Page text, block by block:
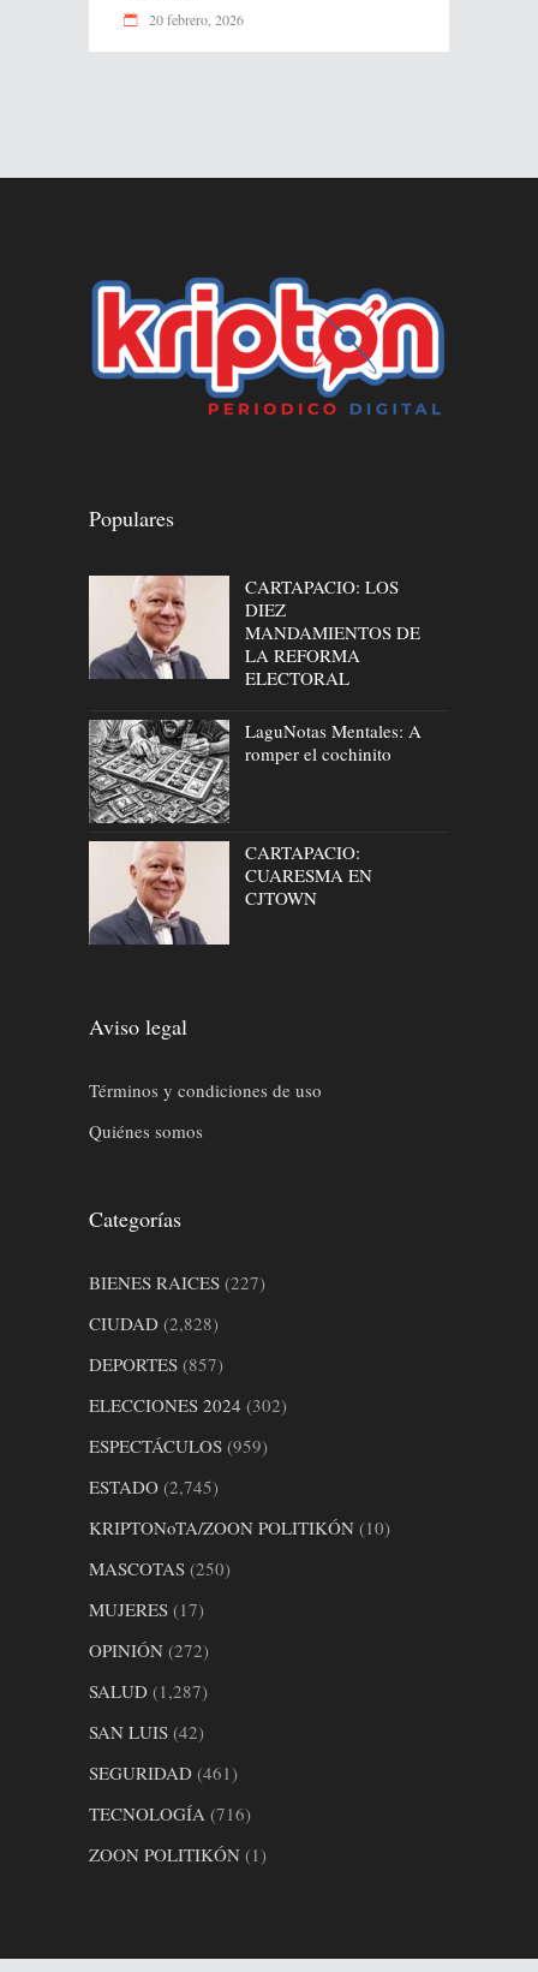
20 febrero, 2026
Populares
CARTAPACIO: LOS
DIEZ
MANDAMIENTOS DE
LA REFORMA
ELECTORAL
LaguNotas Mentales: A
romper el cochinito
CARTAPACIO:
CUARESMA EN
CJTOWN
Aviso legal
Términos y condiciones de uso
Quiénes somos
Categorías
BIENES RAICES (227)
CIUDAD (2,828)
DEPORTES (857)
ELECCIONES 2024 (302)
ESPECTÁCULOS (959)
ESTADO (2,745)
KRIPTONoTA/ZOON POLITIKÓN (10)
MASCOTAS (250)
MUJERES (17)
OPINIÓN (272)
SALUD (1,287)
SAN LUIS (42)
SEGURIDAD (461)
TECNOLOGÍA (716)
ZOON POLITIKÓN (1)